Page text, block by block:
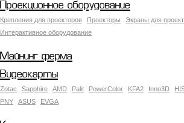
Проекционное оборудование
Крепления для проекторов Проекторы
Экраны для
Интерактивное оборудование
Майнинг ферма
Видеокарты
Zotac Sapphire AMD Palit PowerColor KFA2 Inno3D
PNY
ASUS EVGA